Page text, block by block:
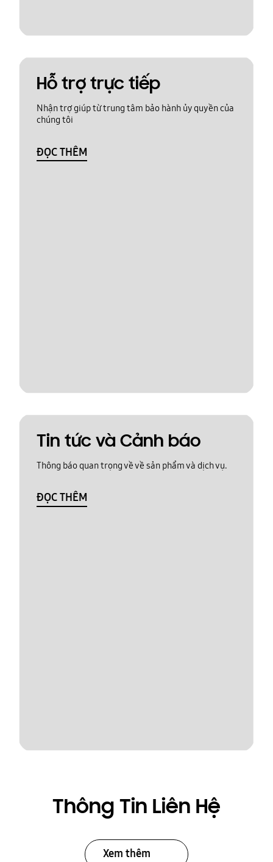
Hỗ trợ trực tiếp
Nhận trợ giúp từ trung tâm bảo hành ủy quyền của
chúng tôi
ĐỌC THÊM
Tin tức và Cảnh báo
Thông báo quan trọng về về sản phẩm và dịch vụ.
ĐỌC THÊM
Thông Tin Liên Hệ
Xem thêm